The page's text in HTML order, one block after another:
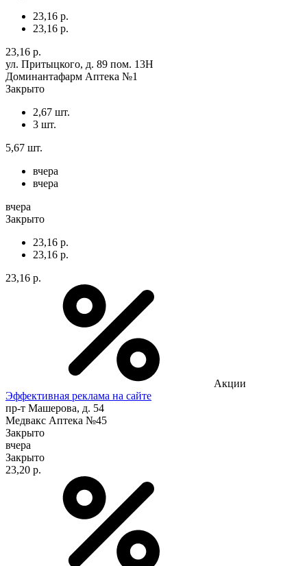
23,16 р.
23,16 р.
23,16 р.
ул. Притыцкого, д. 89 пом. 13Н
Доминантафарм Аптека №1
Закрыто
2,67 шт.
3 шт.
5,67 шт.
вчера
вчера
вчера
Закрыто
23,16 р.
23,16 р.
23,16 р.
Акции
Эффективная реклама на сайте
пр-т Машерова, д. 54
Медвакс Аптека №45
Закрыто
вчера
Закрыто
23,20 р.